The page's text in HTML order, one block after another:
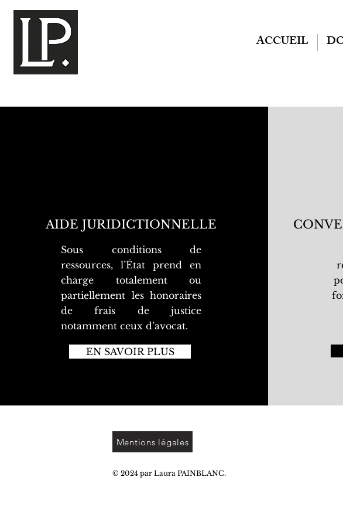
ACCUEIL
AIDE JURIDICTIONNELLE
Sous conditions de
ressources, l’État prend en
charge totalement ou
partiellement les honoraires
de frais de justice
notamment ceux d’avocat.
EN SAVOIR PLUS
Mentions légales
© 2024 par Laura PAINBLANC.